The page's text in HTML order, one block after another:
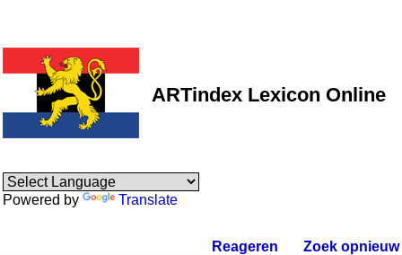
ARTindex Lexicon Online
Powered by Translate
Reageren Zoek opnieuw.